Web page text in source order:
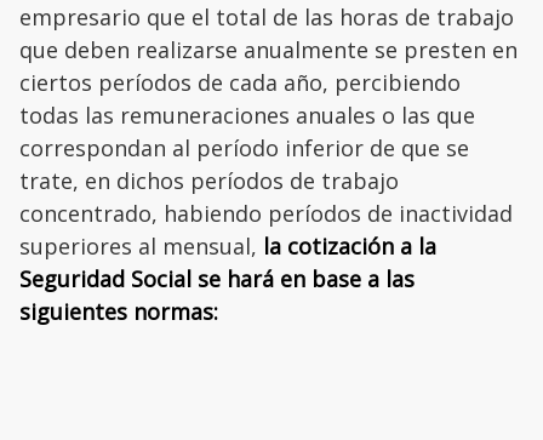
empresario que el total de las horas de trabajo
que deben realizarse anualmente se presten en
ciertos períodos de cada año, percibiendo
todas las remuneraciones anuales o las que
correspondan al período inferior de que se
trate, en dichos períodos de trabajo
concentrado, habiendo períodos de inactividad
superiores al mensual, la cotización a la
Seguridad Social se hará en base a las
siguientes normas: